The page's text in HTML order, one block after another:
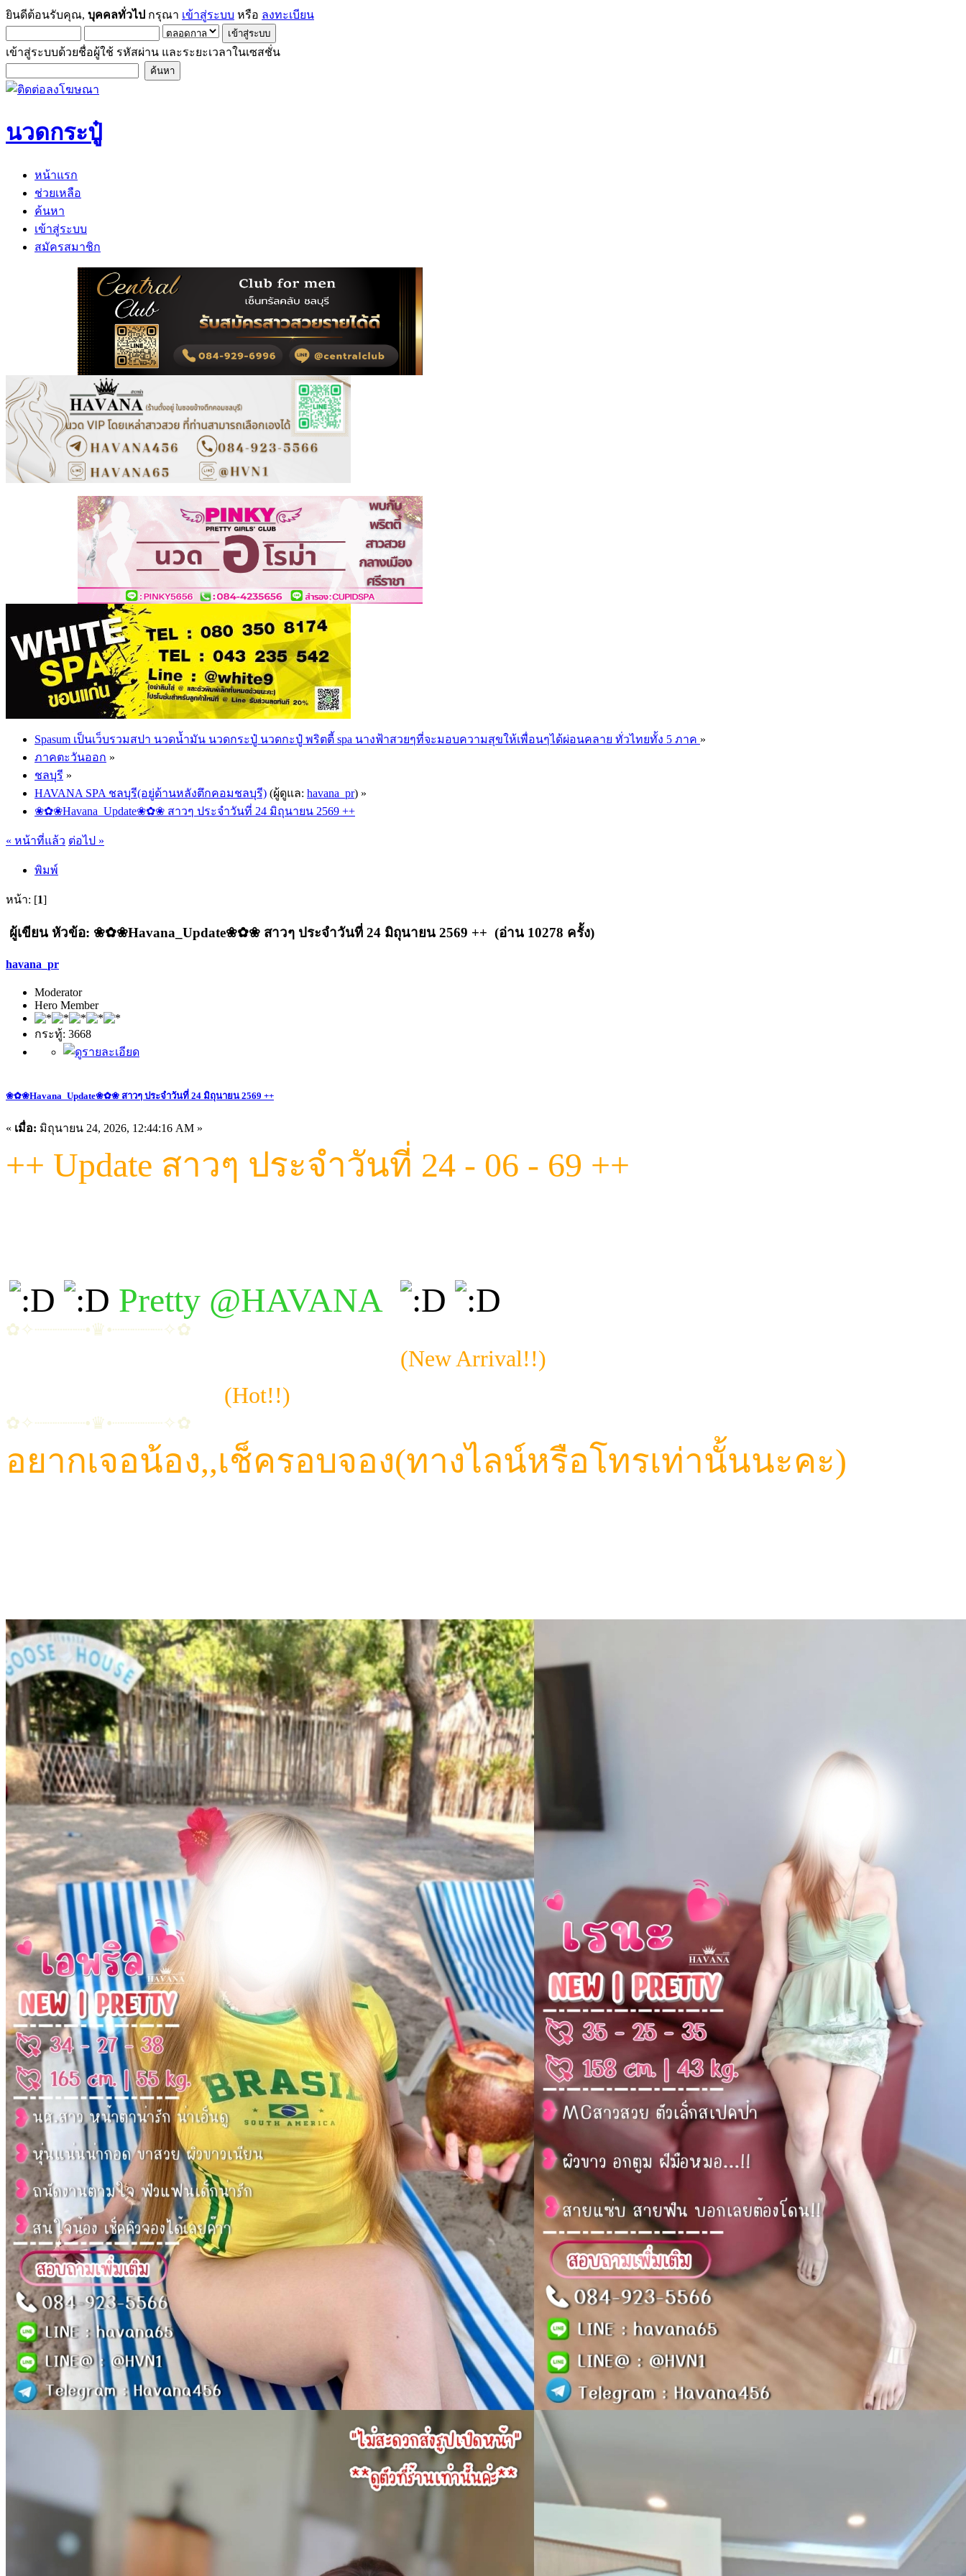
ยินดีต้อนรับคุณ, บุคคลทั่วไป กรุณา เข้าสู่ระบบ หรือ ลงทะเบียน
เข้าสู่ระบบด้วยชื่อผู้ใช้ รหัสผ่าน และระยะเวลาในเซสชั่น
นวดกระปู๋
หน้าแรก
ช่วยเหลือ
ค้นหา
เข้าสู่ระบบ
สมัครสมาชิก
Spasum เป็นเว็บรวมสปา นวดน้ำมัน นวดกระปู๋ นวดกะปู๋ พริตตี้ spa นางฟ้าสวยๆที่จะมอบความสุขให้เพื่อนๆได้ผ่อนคลาย ทั่วไทยทั้ง 5 ภาค »
ภาคตะวันออก »
ชลบุรี »
HAVANA SPA ชลบุรี(อยู่ด้านหลังตึกคอมชลบุรี) (ผู้ดูแล: havana_pr) »
❀✿❀Havana_Update❀✿❀ สาวๆ ประจำวันที่ 24 มิถุนายน 2569 ++
« หน้าที่แล้ว ต่อไป »
พิมพ์
หน้า: [1]
ผู้เขียน หัวข้อ: ❀✿❀Havana_Update❀✿❀ สาวๆ ประจำวันที่ 24 มิถุนายน 2569 ++ (อ่าน 10278 ครั้ง)
havana_pr
Moderator
Hero Member
กระทู้: 3668
❀✿❀Havana_Update❀✿❀ สาวๆ ประจำวันที่ 24 มิถุนายน 2569 ++
« เมื่อ: มิถุนายน 24, 2026, 12:44:16 AM »
++ Update สาวๆ ประจำวันที่ 24 - 06 - 69 ++
Pretty @HAVANA
✿✧┈┈┈┈┈•♛•┈┈┈┈┈✧✿
(New Arrival!!)
(Hot!!)
✿✧┈┈┈┈┈•♛•┈┈┈┈┈✧✿
อยากเจอน้อง,,เช็ครอบจอง(ทางไลน์หรือโทรเท่านั้นนะคะ)